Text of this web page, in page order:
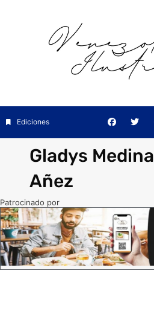
Ediciones
Gladys Medina
Añez
Patrocinado por